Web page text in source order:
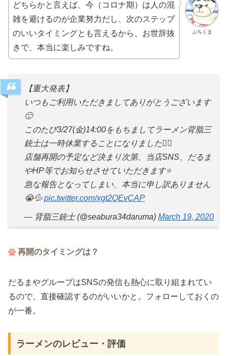
ぶちくま
どちらかと言えば、今（コロナ期）は人の混
雑を避けるのが企業努力だし、次のステップ
のいいタイミングとも言えるから、お世辞抜
きで、本当に楽しみですね。
【重大発表】
いつもご利用いただきましてありがとうございます
🙂
このたび3/27(金)14:00をもちましてラーメン背脂三
銃士は一時休業することになりました🙇‍♀️
店舗再開の予定など決まり次第、当店SNS、だるま
やHP等でお知らせさせていただきます⭐️
急な報告となってしまい、本当に申し訳ありません
😭💦pic.twitter.com/xgt2QEvCAP
— 背脂三銃士 (@seabura34daruma) March 19, 2020
再開のタイミングは？
だるまやグループはSNSの発信も熱心に取り組まれてい
るので、直接確認するのがいいかと。フォローしておくの
が一番。
ラーメンのレビュー・評価